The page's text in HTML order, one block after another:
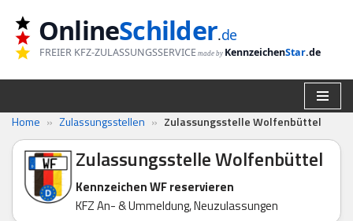
Zum
Inhalt
springen
OnlineSchilder.de
FREIER KFZ-ZULASSUNGSSERVICE made by KennzeichenStar.de
Home » Zulassungsstellen » Zulassungsstelle Wolfenbüttel
Zulassungsstelle Wolfenbüttel
Kennzeichen WF reservieren
KFZ An- & Ummeldung, Neuzulassungen